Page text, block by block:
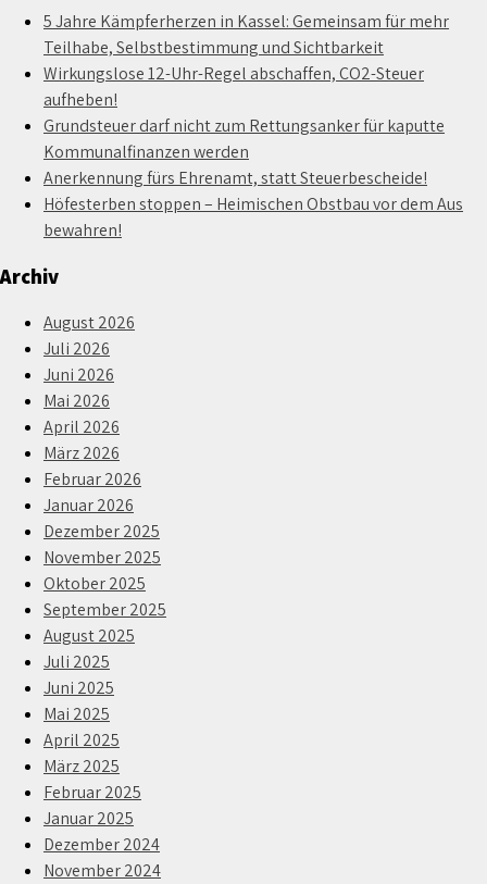
5 Jahre Kämpferherzen in Kassel: Gemeinsam für mehr
Teilhabe, Selbstbestimmung und Sichtbarkeit
Wirkungslose 12-Uhr-Regel abschaffen, CO2-Steuer
aufheben!
Grundsteuer darf nicht zum Rettungsanker für kaputte
Kommunalfinanzen werden
Anerkennung fürs Ehrenamt, statt Steuerbescheide!
Höfesterben stoppen – Heimischen Obstbau vor dem Aus
bewahren!
Archiv
August 2026
Juli 2026
Juni 2026
Mai 2026
April 2026
März 2026
Februar 2026
Januar 2026
Dezember 2025
November 2025
Oktober 2025
September 2025
August 2025
Juli 2025
Juni 2025
Mai 2025
April 2025
März 2025
Februar 2025
Januar 2025
Dezember 2024
November 2024